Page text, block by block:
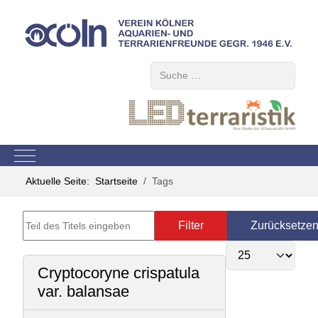
Mobile Menu Toggle
Aktuelle Seite: Startseite Tags
Filter Zurücksetzen
Anzeige #
Cryptocoryne crispatula
var. balansae